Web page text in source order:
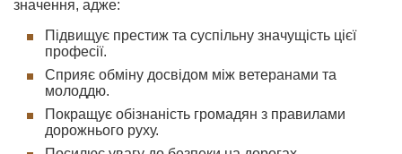
значення, адже:
Підвищує престиж та суспільну значущість цієї
професії.
Сприяє обміну досвідом між ветеранами та
молоддю.
Покращує обізнаність громадян з правилами
дорожнього руху.